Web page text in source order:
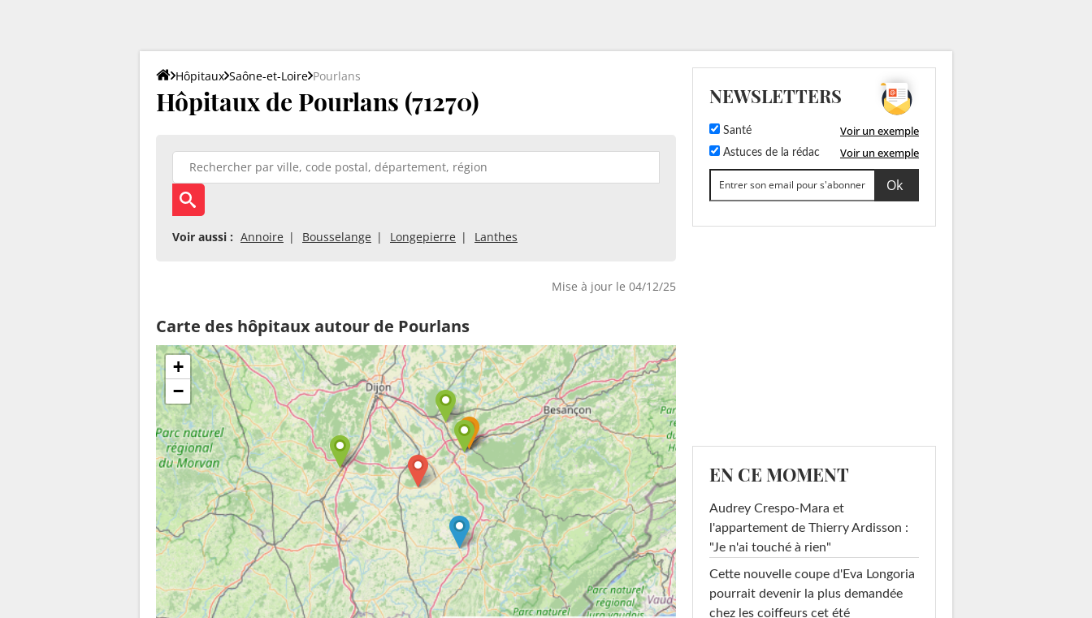
Hôpitaux Saône-et-Loire Pourlans
Hôpitaux de Pourlans (71270)
Voir aussi : Annoire Bousselange Longepierre Lanthes
Mise à jour le 04/12/25
Carte des hôpitaux autour de Pourlans
+
−
NEWSLETTERS
Santé Voir un exemple
Astuces de la rédac Voir un exemple
EN CE MOMENT
Audrey Crespo-Mara et
l'appartement de Thierry Ardisson :
"Je n'ai touché à rien"
Cette nouvelle coupe d'Eva Longoria
pourrait devenir la plus demandée
chez les coiffeurs cet été